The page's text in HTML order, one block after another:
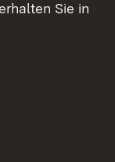
Sie in